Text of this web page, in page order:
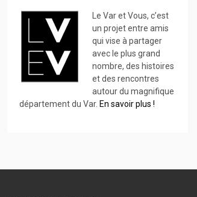
Le Var et Vous, c’est
un projet entre amis
qui vise à partager
avec le plus grand
nombre, des histoires
et des rencontres
autour du magnifique
département du Var. En savoir plus !